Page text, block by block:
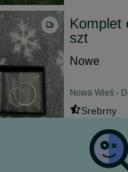
Komplet
szt
Nowe
Nowa Wieś -
Srebrny